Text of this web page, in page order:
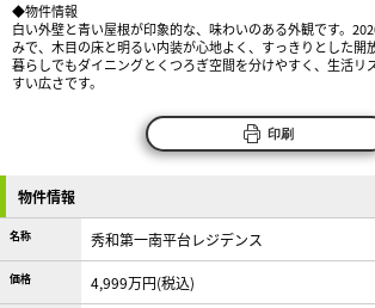
◆物件情報
白い外壁と青い屋根が印象的な、味わいのある外観です。
みで、木目の床と明るい内装が心地よく、すっきりとした開
暮らしでもダイニングとくつろぎ空間を分けやすく、生活リ
すい広さです。
印刷
物件情報
名称 秀和第一南平台レジデンス
価格 4,999万円(税込)